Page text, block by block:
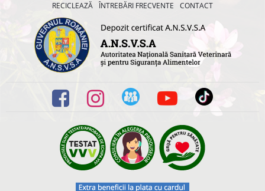
RECICLEAZĂ ÎNTREBĂRI FRECVENTE CONTACT